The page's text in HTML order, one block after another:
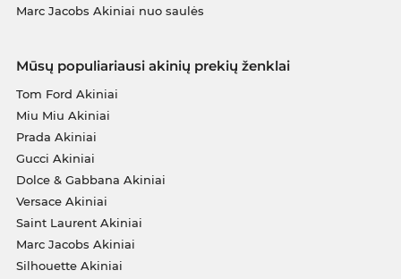
Marc Jacobs Akiniai nuo saulės
Mūsų populiariausi akinių prekių ženklai
Tom Ford Akiniai
Miu Miu Akiniai
Prada Akiniai
Gucci Akiniai
Dolce & Gabbana Akiniai
Versace Akiniai
Saint Laurent Akiniai
Marc Jacobs Akiniai
Silhouette Akiniai